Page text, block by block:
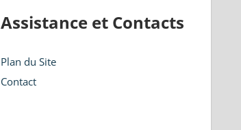
Assistance et Contacts
Plan du Site
Contact